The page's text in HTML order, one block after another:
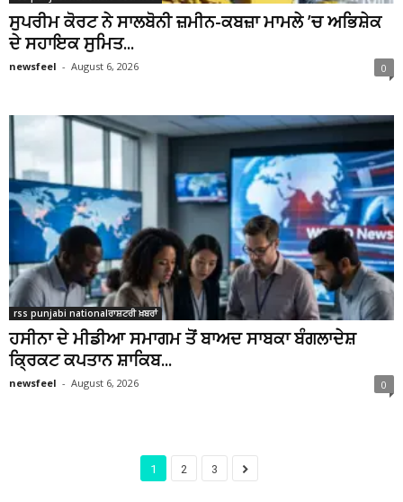
ਸੁਪਰੀਮ ਕੋਰਟ ਨੇ ਸਾਲਬੋਨੀ ਜ਼ਮੀਨ-ਕਬਜ਼ਾ ਮਾਮਲੇ ’ਚ ਅਭਿਸ਼ੇਕ
ਦੇ ਸਹਾਇਕ ਸੁਮਿਤ...
newsfeel - August 6, 2026 0
rss punjabi nationalਰਾਸ਼ਟਰੀ ਖ਼ਬਰਾਂ
ਹਸੀਨਾ ਦੇ ਮੀਡੀਆ ਸਮਾਗਮ ਤੋਂ ਬਾਅਦ ਸਾਬਕਾ ਬੰਗਲਾਦੇਸ਼
ਕ੍ਰਿਕਟ ਕਪਤਾਨ ਸ਼ਾਕਿਬ...
newsfeel - August 6, 2026 0
1 2 3